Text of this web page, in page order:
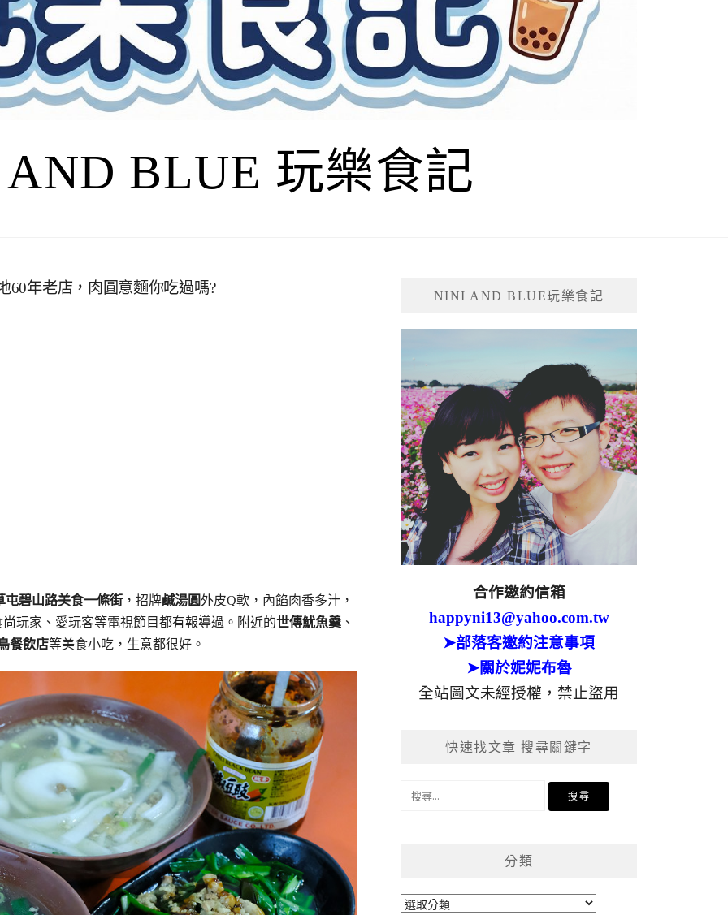
BLUE 玩樂食記
60年老店，肉圓意麵你吃過嗎?
屯碧山路美食一條街 ，招牌鹹湯圓外皮Q軟，內餡肉香多汁，
玩家、愛玩客等電視節目都有報導過。附近的世傳魷魚羹、
餐飲店等美食小吃，生意都很好。
NINI AND BLUE玩樂食記
合作邀約信箱
happyni13@yahoo.com.tw
➤部落客邀約注意事項
➤關於妮妮布魯
全站圖文未經授權，禁止盜用
快速找文章 搜尋關鍵字
分類
分